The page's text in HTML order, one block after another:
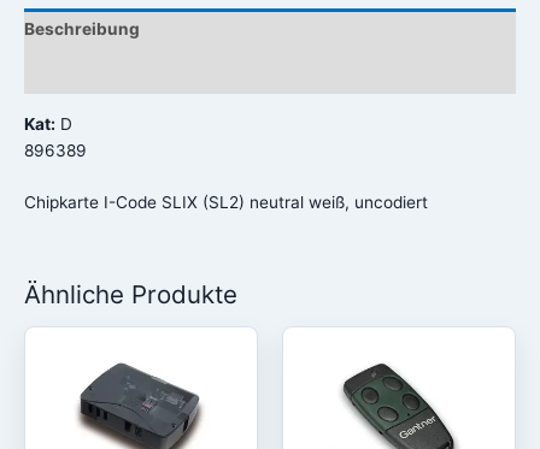
Beschreibung
Kat: D
896389
Chipkarte I-Code SLIX (SL2) neutral weiß, uncodiert
Ähnliche Produkte